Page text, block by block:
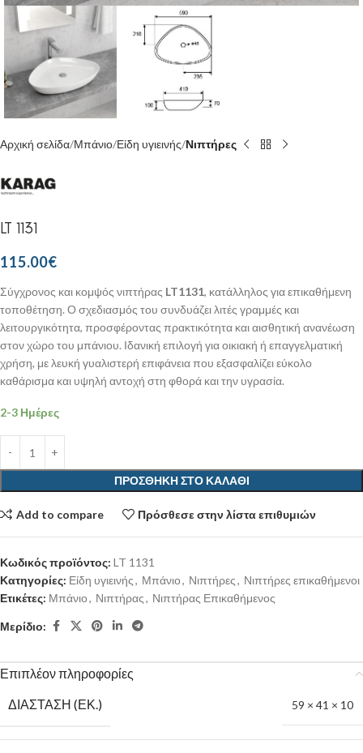
Αρχική σελίδα Μπάνιο Είδη υγιεινής Νιπτήρες
LT 1131
115.00€
Σύγχρονος και κομψός νιπτήρας LT1131, κατάλληλος για επικαθήμενη
τοποθέτηση. Ο σχεδιασμός του συνδυάζει λιτές γραμμές και
λειτουργικότητα, προσφέροντας πρακτικότητα και αισθητική ανανέωση
στον χώρο του μπάνιου. Ιδανική επιλογή για οικιακή ή επαγγελματική
χρήση, με λευκή γυαλιστερή επιφάνεια που εξασφαλίζει εύκολο
καθάρισμα και υψηλή αντοχή στη φθορά και την υγρασία.
2-3 Ημέρες
ΠΡΟΣΘΉΚΗ ΣΤΟ ΚΑΛΆΘΙ
Add to compare Πρόσθεσε στην λίστα επιθυμιών
Κωδικός προϊόντος: LT 1131
Κατηγορίες: Είδη υγιεινής, Μπάνιο, Νιπτήρες, Νιπτήρες επικαθήμενοι
Ετικέτες: Μπάνιο, Νιπτήρας, Νιπτήρας Επικαθήμενος
Μερίδιο:
Επιπλέον πληροφορίες
ΔΙΆΣΤΑΣΗ (ΕΚ.)
59 × 41 × 10